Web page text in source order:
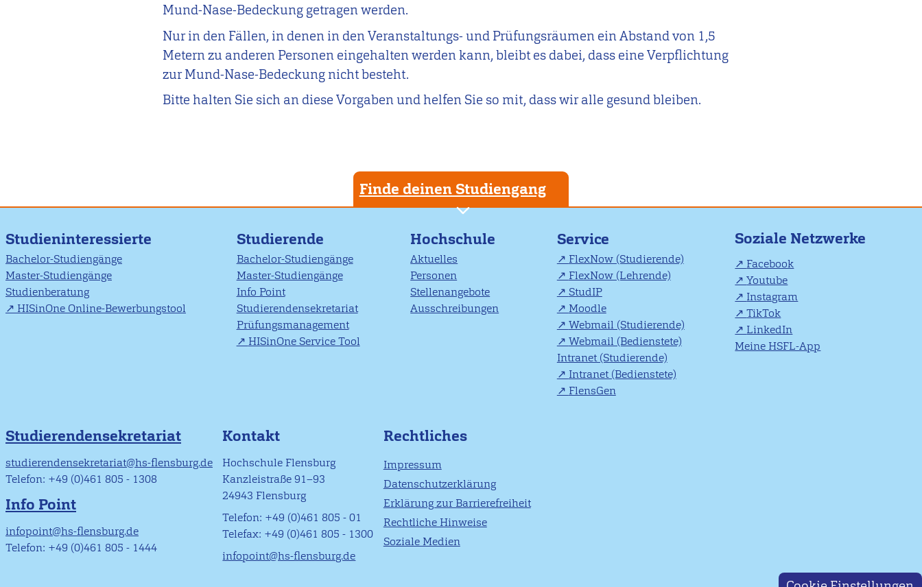
Mund-Nase-Bedeckung getragen werden.
Nur in den Fällen, in denen in den Veranstaltungs- und Prüfungsräumen ein Abstand von 1,5
Metern zu anderen Personen eingehalten werden kann, bleibt es dabei, dass eine Verpflichtung
zur Mund-Nase-Bedeckung nicht besteht.
Bitte halten Sie sich an diese Vorgaben und helfen Sie so mit, dass wir alle gesund bleiben.
Finde deinen Studiengang
Studieninteressierte
Bachelor-Studiengänge
Master-Studiengänge
Studienberatung
HISinOne Online-Bewerbungstool
Studierende
Bachelor-Studiengänge
Master-Studiengänge
Info Point
Studierendensekretariat
Prüfungsmanagement
HISinOne Service Tool
Hochschule
Aktuelles
Personen
Stellenangebote
Ausschreibungen
Service
FlexNow (Studierende)
FlexNow (Lehrende)
StudIP
Moodle
Webmail (Studierende)
Webmail (Bedienstete)
Intranet (Studierende)
Intranet (Bedienstete)
FlensGen
Soziale Netzwerke
Facebook
Youtube
Instagram
TikTok
LinkedIn
Meine HSFL-App
Studierendensekretariat
studierendensekretariat@hs-flensburg.de
Telefon: +49 (0)461 805 - 1308
Info Point
infopoint@hs-flensburg.de
Telefon: +49 (0)461 805 - 1444
Kontakt
Hochschule Flensburg
Kanzleistraße 91–93
24943 Flensburg
Telefon: +49 (0)461 805 - 01
Telefax: +49 (0)461 805 - 1300
infopoint@hs-flensburg.de
Rechtliches
Impressum
Datenschutzerklärung
Erklärung zur Barrierefreiheit
Rechtliche Hinweise
Soziale Medien